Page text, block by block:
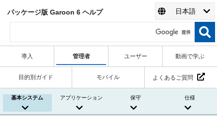
パッケージ版 Garoon 6 ヘルプ 日本語
導入 管理者 ユーザー 動画で学ぶ
目的別ガイド モバイル よくあるご質問
基本システム アプリケーション 保守 仕様